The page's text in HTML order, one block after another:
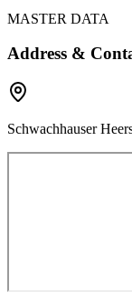
MASTER DATA
Address &
Schwachhauser